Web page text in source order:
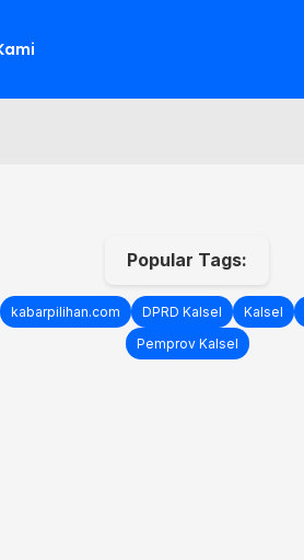
Popular Tags:
kabarpilihan.com DPRD Kalsel Kalsel
Pemprov Kalsel